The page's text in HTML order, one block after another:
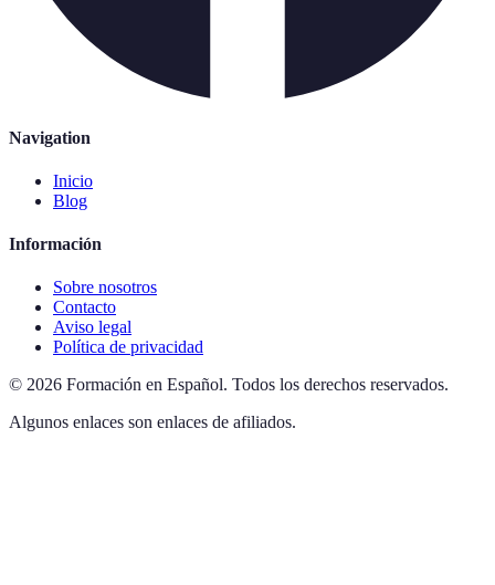
Navigation
Inicio
Blog
Información
Sobre nosotros
Contacto
Aviso legal
Política de privacidad
© 2026 Formación en Español. Todos los derechos reservados.
Algunos enlaces son enlaces de afiliados.